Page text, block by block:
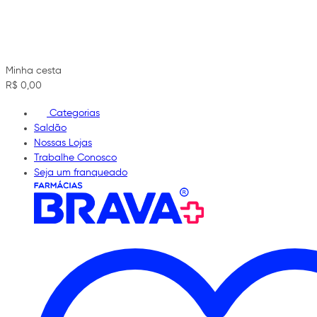
Minha cesta
R$ 0,00
Categorias
Saldão
Nossas Lojas
Trabalhe Conosco
Seja um franqueado